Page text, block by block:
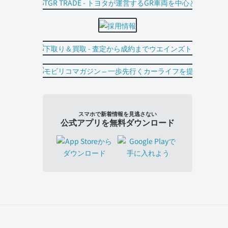
スマホで新着情報を見逃さない
公式アプリを無料ダウンロード